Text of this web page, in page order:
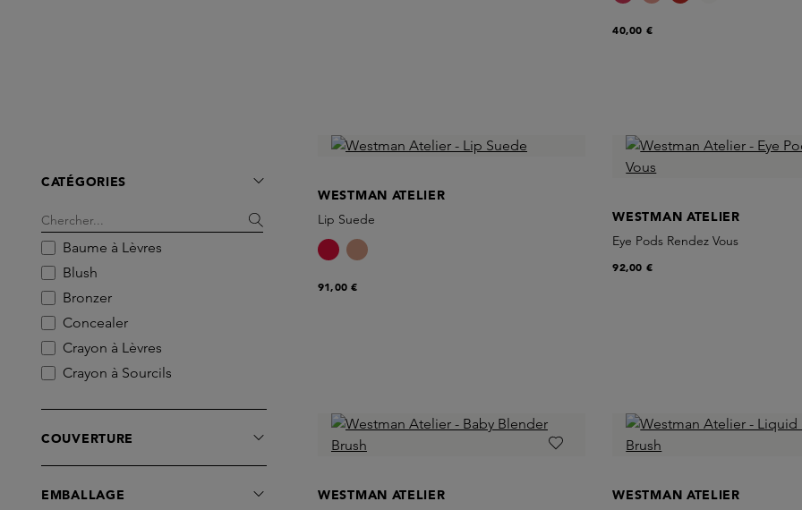
CATÉGORIES
Baume à Lèvres
Blush
Bronzer
Concealer
Crayon à Lèvres
Crayon à Sourcils
Highlighter
Mascara
COUVERTURE
EMBALLAGE
40,00 €
WESTMAN ATELIER
Lip Suede
91,00 €
WESTMAN ATELIER
Eye Pods Rendez Vous
92,00 €
WESTMAN ATELIER
WESTMAN ATELIER